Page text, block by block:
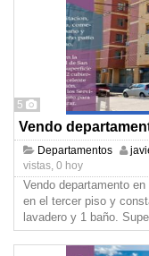
5
Vendo
Departamentos
vistas, 0 hoy
Vendo departamento
en el tercer piso y
lavadero y 1 baño.